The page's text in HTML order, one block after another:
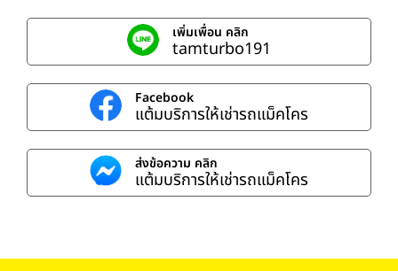
เพิ่มเพื่อน คลิก
tamturbo191
Facebook
แต้มบริการให้เช่ารถแม็คโคร
ส่งข้อความ คลิก
แต้มบริการให้เช่ารถแม็คโคร